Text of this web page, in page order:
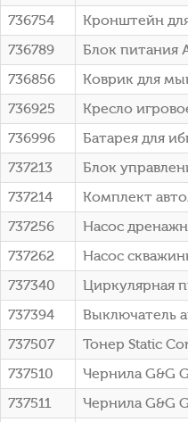
736754
Кронштейн
736789
Блок питания
736856
Коврик для
736925
Кресло
736996
Батарея для
737213
Блок
737214
Комплект
737256
Насос
737262
Насос
737340
Циркулярная
737394
Выключатель
737507
Тонер Static
737510
Чернила G&G
737511
Чернила G&G